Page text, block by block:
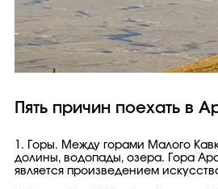
Пять причин поехать в
1. Горы. Между горами Малого
долины, водопады, озера. Гора
является произведением